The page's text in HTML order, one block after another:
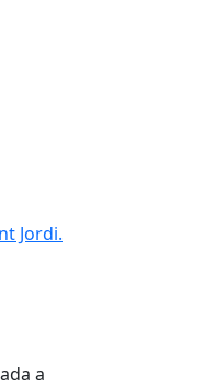
Jordi.
Jordi.
a